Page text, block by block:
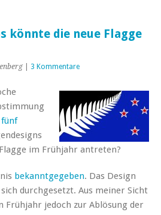
könnte die neue Flagge
3 Kommentare
fünf
im Frühjahr antreten?
bekanntgegeben. Das Design
durchgesetzt. Aus meiner Sicht
Frühjahr jedoch zur Ablösung der